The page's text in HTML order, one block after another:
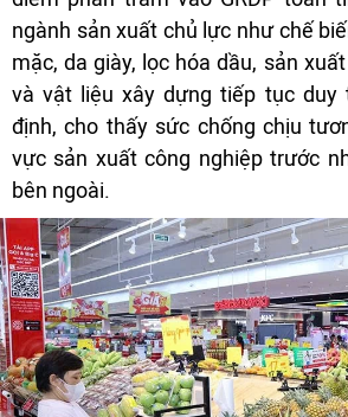
ngành sản xuất chủ lực như chế
mặc, da giày, lọc hóa dầu, sản
và vật liệu xây dựng tiếp tục duy
định, cho thấy sức chống chịu
vực sản xuất công nghiệp trước
bên ngoài.